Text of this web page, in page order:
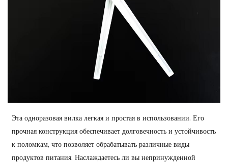
Эта одноразовая вилка легкая и простая в использовании. Его
прочная конструкция обеспечивает долговечность и устойчивость
к поломкам, что позволяет обрабатывать различные виды
продуктов питания. Наслаждаетесь ли вы непринужденной